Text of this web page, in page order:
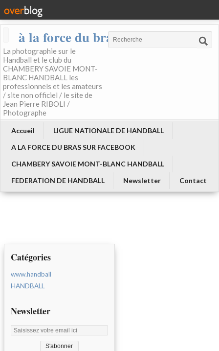
à la force du bras
La photographie sur le
Handball et le club du
CHAMBERY SAVOIE MONT-
BLANC HANDBALL les
professionnels et les amateurs
/ site non officiel / le site de
Jean Pierre RIBOLI /
Photographe
Accueil
LIGUE NATIONALE DE HANDBALL
A LA FORCE DU BRAS SUR FACEBOOK
CHAMBERY SAVOIE MONT-BLANC HANDBALL
FEDERATION DE HANDBALL
Newsletter Contact
Catégories
www.handball
HANDBALL
Newsletter